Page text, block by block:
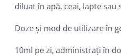
diluat în apă, ceai, lapte sau
Doze şi mod de utilizare în
10ml pe zi, administraţi în